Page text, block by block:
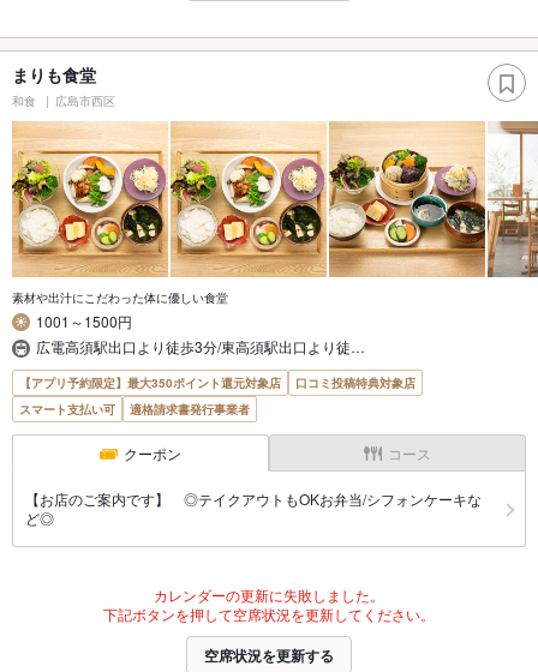
まりも食堂
和食 広島市西区
素材や出汁にこだわった体に優しい食堂
1001～1500円
広電高須駅出口より徒歩3分/東高須駅出口より徒…
【アプリ予約限定】最大350ポイント還元対象店
口コミ投稿特典対象店
スマート支払い可
適格請求書発行事業者
クーポン コース
【お店のご案内です】 ◎テイクアウトもOKお弁当/シフォンケーキな
ど◎
カレンダーの更新に失敗しました。
下記ボタンを押して空席状況を更新してください。
空席状況を更新する